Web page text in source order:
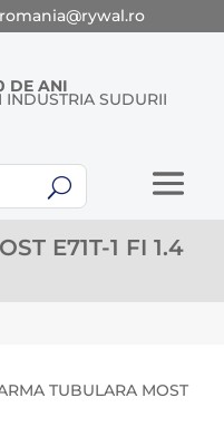
romania@rywal.ro
DE ANI
INDUSTRIA SUDURII
U
E71T-1 FI 1.4
TUBULARA MOST